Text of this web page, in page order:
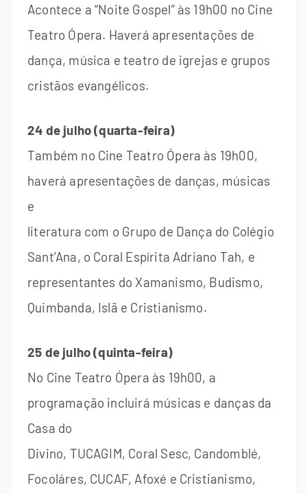
Acontece a “Noite Gospel” às 19h00 no Cine
Teatro Ópera. Haverá apresentações de
dança, música e teatro de igrejas e grupos
cristãos evangélicos.
24 de julho (quarta-feira)
Também no Cine Teatro Ópera às 19h00,
haverá apresentações de danças, músicas
e
literatura com o Grupo de Dança do Colégio
Sant’Ana, o Coral Espírita Adriano Tah, e
representantes do Xamanismo, Budismo,
Quimbanda, Islã e Cristianismo.
25 de julho (quinta-feira)
No Cine Teatro Ópera às 19h00, a
programação incluirá músicas e danças da
Casa do
Divino, TUCAGIM, Coral Sesc, Candomblé,
Focoláres, CUCAF, Afoxé e Cristianismo,